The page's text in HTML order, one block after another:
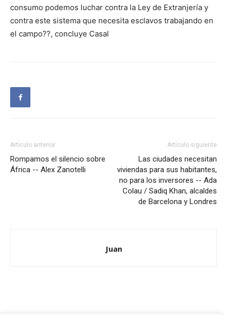
consumo podemos luchar contra la Ley de Extranjería y
contra este sistema que necesita esclavos trabajando en
el campo??, concluye Casal
Artículo anterior
Rompamos el silencio sobre
África -- Alex Zanotelli
Artículo siguiente
Las ciudades necesitan
viviendas para sus habitantes,
no para los inversores -- Ada
Colau / Sadiq Khan, alcaldes
de Barcelona y Londres
Juan